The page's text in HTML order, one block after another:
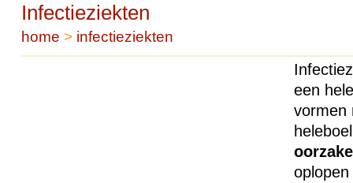
Infectieziekten
home > infectieziekten
een
vormen